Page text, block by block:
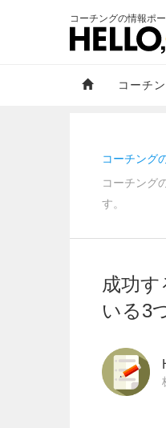
コーチングの情報ポ
コーチ
コーチング
コーチング
す。
成功
いる3